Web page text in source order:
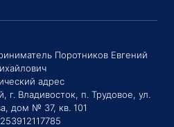
Поротников Евгений
адрес
г. Владивосток, п. Трудовое, ул.
дом № 37, кв. 101